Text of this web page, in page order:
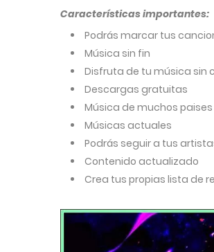
Características importantes:
Podrás marcar tus
Música sin fin
Disfruta de tu música sin
Descargas gratuitas
Música de muchos paises
Músicas actuales
Podrás seguir a tus
Contenido actualizado
Crea tus propias lista de